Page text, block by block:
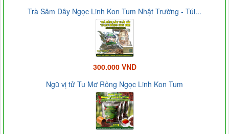
Trà Sâm Dây Ngọc Linh Kon Tum Nhật Trường - Túi...
300.000 VND
Ngũ vị tử Tu Mơ Rông Ngọc Linh Kon Tum